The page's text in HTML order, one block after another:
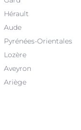
Hérault
Aude
Pyrénées-Orientales
Lozère
Aveyron
Ariège